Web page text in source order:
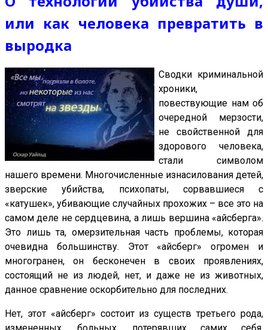
или как человека превратить в
выродка
Сводки криминальной
хроники,
повествующие нам об
очередной мерзости,
не свойственной для
здорового человека,
стали символом
нашего времени. Многочисленные изнасилования детей,
зверские убийства, психопаты, сорвавшиеся с
«катушек», убивающие случайных прохожих – все это на
самом деле не сердцевина, а лишь вершина «айсберга».
Это лишь та, омерзительная часть проблемы, которая
очевидна большинству. Этот «айсберг» огромен и
многогранен, он бесконечен в своих проявлениях,
состоящий не из людей, нет, и даже не из животных,
данное сравнение оскорбительно для последних.
Нет, этот «айсберг» состоит из существ третьего рода,